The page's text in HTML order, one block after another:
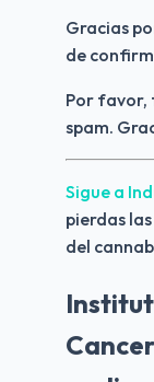
Gracias
de
Por favor,
spam.
Sigue a
pierdas
del